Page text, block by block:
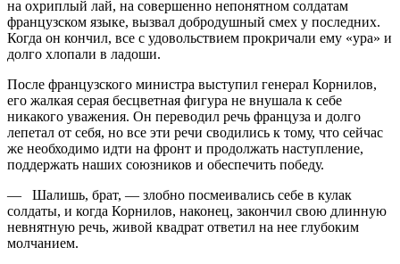
на охриплый лай, на совершенно непонятном солдатам
французском языке, вызвал добродушный смех у последних.
Когда он кончил, все с удовольствием прокричали ему «ура» и
долго хлопали в ладоши.
После французского министра выступил генерал Корнилов,
его жалкая серая бесцветная фигура не внушала к себе
никакого уважения. Он переводил речь француза и долго
лепетал от себя, но все эти речи сводились к тому, что сейчас
же необходимо идти на фронт и продолжать наступление,
поддержать наших союзников и обеспечить победу.
— Шалишь, брат, — злобно посмеивались себе в кулак
солдаты, и когда Корнилов, наконец, закончил свою длинную
невнятную речь, живой квадрат ответил на нее глубоким
молчанием.